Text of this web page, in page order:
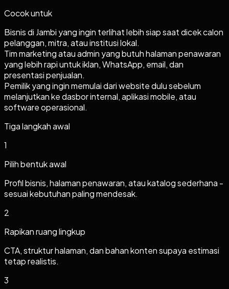
Cocok untuk
Bisnis di Jambi yang ingin terlihat lebih siap saat dicek calon
pelanggan, mitra, atau institusi lokal.
Tim marketing atau admin yang butuh halaman penawaran
yang lebih rapi untuk iklan, WhatsApp, email, dan
presentasi penjualan.
Pemilik yang ingin memulai dari website dulu sebelum
melanjutkan ke dasbor internal, aplikasi mobile, atau
software operasional.
Tiga langkah awal
1
Pilih bentuk awal
Profil bisnis, halaman penawaran, atau katalog sederhana -
sesuai kebutuhan paling mendesak.
2
Rapikan ruang lingkup
CTA, struktur halaman, dan bahan konten supaya estimasi
tetap realistis.
3